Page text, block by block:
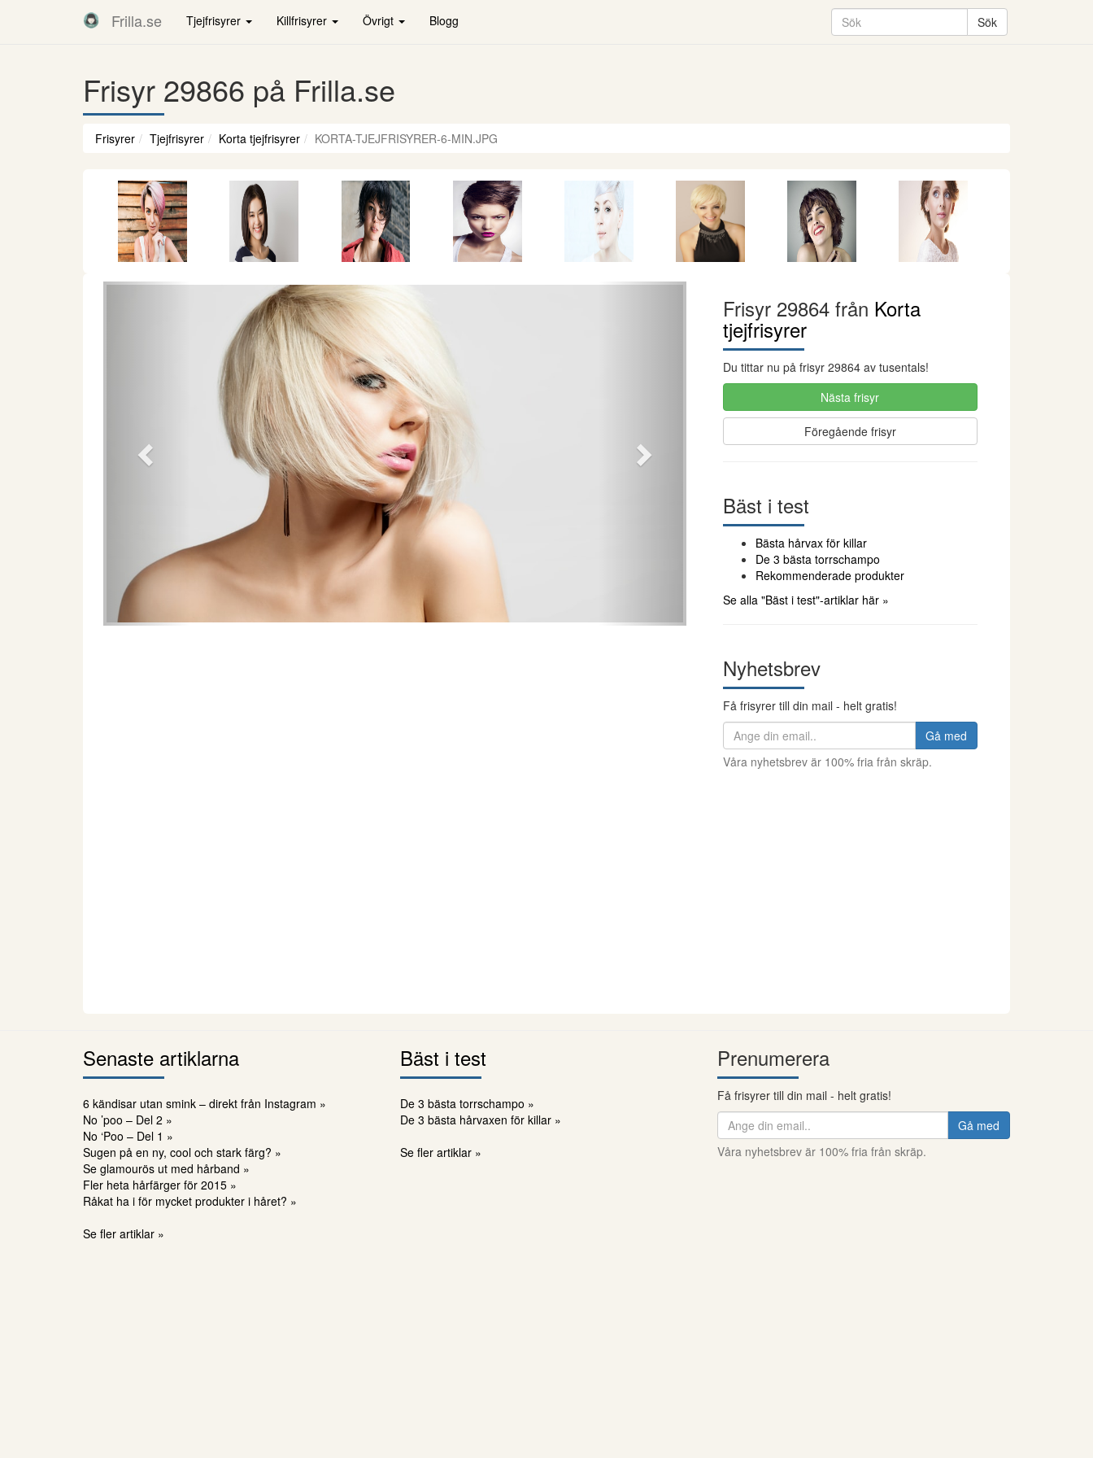
Frilla.se Tjejfrisyrer Killfrisyrer Övrigt Blogg
Frisyr 29866 på Frilla.se
Frisyrer Tjejfrisyrer Korta tjejfrisyrer KORTA-TJEJFRISYRER-6-MIN.JPG
Föregående
Frisyr 29864 från Korta
tjejfrisyrer
Du tittar nu på frisyr 29864 av tusentals!
Nästa frisyr
Föregående frisyr
Bäst i test
Bästa hårvax för killar
De 3 bästa torrschampo
Rekommenderade produkter
Se alla "Bäst i test"-artiklar här »
Nyhetsbrev
Få frisyrer till din mail - helt gratis!
Gå med
Våra nyhetsbrev är 100% fria från skräp.
Senaste artiklarna
6 kändisar utan smink – direkt från Instagram »
No ’poo – Del 2 »
No ‘Poo – Del 1 »
Sugen på en ny, cool och stark färg? »
Se glamourös ut med hårband »
Fler heta hårfärger för 2015 »
Råkat ha i för mycket produkter i håret? »
Se fler artiklar »
Bäst i test
De 3 bästa torrschampo »
De 3 bästa hårvaxen för killar »
Se fler artiklar »
Prenumerera
Få frisyrer till din mail - helt gratis!
Gå med
Våra nyhetsbrev är 100% fria från skräp.